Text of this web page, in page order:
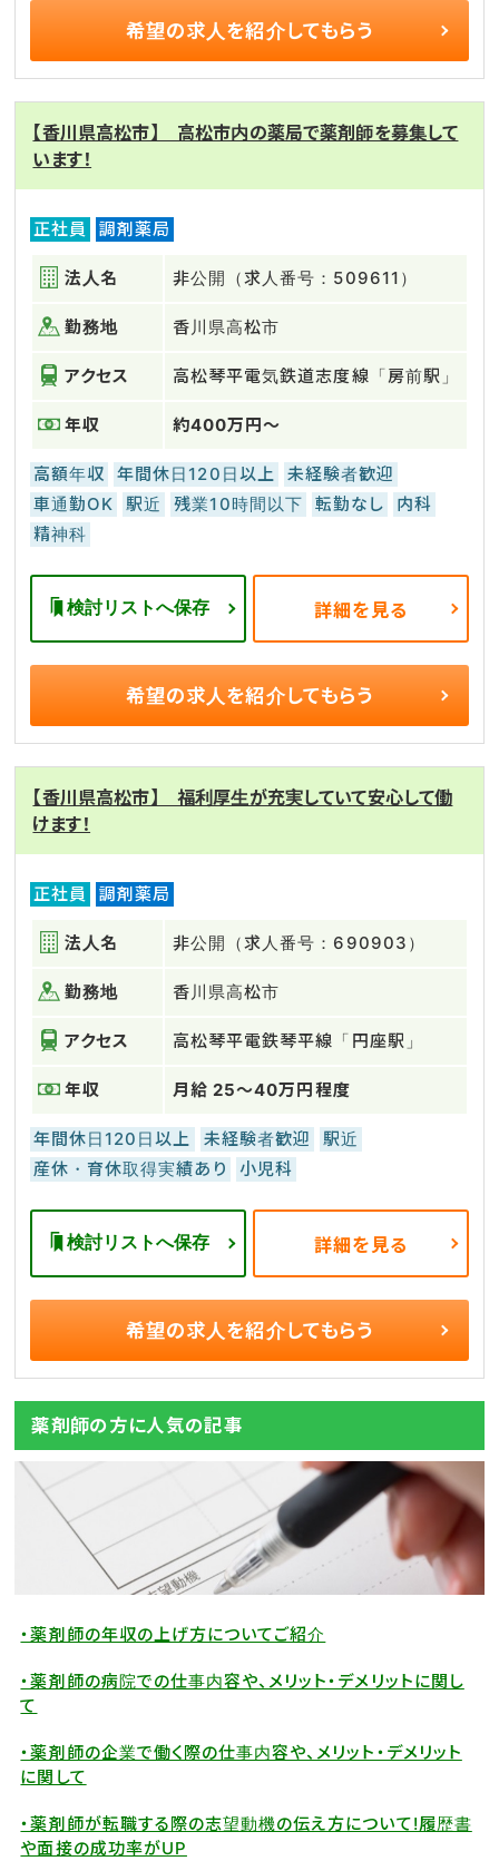
希望の求人を紹介してもらう
【香川県高松市】 高松市内の薬局で薬剤師を募集して
います！
正社員 調剤薬局
法人名 非公開（求人番号：509611）
勤務地 香川県高松市
アクセス 高松琴平電気鉄道志度線「房前駅」
年収 約400万円～
高額年収 年間休日120日以上
未経験者歓迎
車通勤OK
駅近 残業10時間以下 転勤なし
内科
精神科
検討リストへ保存 詳細を見る
希望の求人を紹介してもらう
【香川県高松市】 福利厚生が充実していて安心して働
けます！
正社員 調剤薬局
法人名 非公開（求人番号：690903）
勤務地 香川県高松市
アクセス 高松琴平電鉄琴平線「円座駅」
年収 月給 25～40万円程度
年間休日120日以上 未経験者歓迎
駅近
産休・育休取得実績あり
小児科
検討リストへ保存 詳細を見る
希望の求人を紹介してもらう
薬剤師の方に人気の記事
・薬剤師の年収の上げ方についてご紹介
・薬剤師の病院での仕事内容や、メリット・デメリットに関し
て
・薬剤師の企業で働く際の仕事内容や、メリット・デメリット
に関して
・薬剤師が転職する際の志望動機の伝え方について!履歴書
や面接の成功率がUP